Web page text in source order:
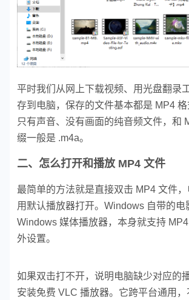
平时我们从网上下载视频、用光盘翻录
存到电脑，保存的文件基本都是 MP4 格
只有声音、没有画面的纯音频文件，和
缀一般是 .m4a。
二、怎么打开和播放 MP4 文件
最简单的方法就是直接双击 MP4 文件，
用默认播放器打开。Windows 自带的电
Windows 媒体播放器，本身就支持
外设置。
如果双击打不开，说明电脑缺少对应的
安装免费 VLC 播放器。它跨平台通用，